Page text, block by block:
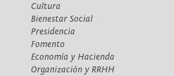
Cultura
Bienestar Social
Presidencia
Fomento
Economía y Hacienda
Organización y RRHH